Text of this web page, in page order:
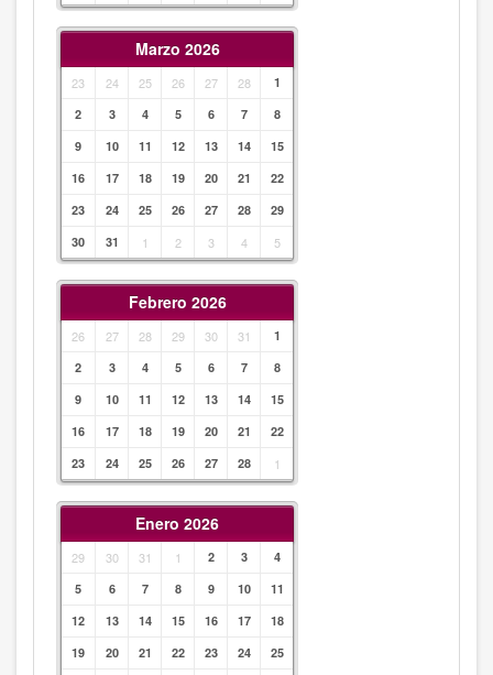
Marzo 2026
23 24 25 26 27 28
1
2
3 4 5 6 7
8
9
10 11 12 13 14
15
16
17 18 19 20 21
22
23
24 25 26 27 28
29
30
31 1 2 3 4 5
Febrero 2026
26 27 28 29 30 31
1
2
3 4 5 6 7
8
9
10 11 12 13 14
15
16
17 18 19 20 21
22
23
24 25 26 27 28 1
Enero 2026
29 30 31 1 2 3
4
5
6 7 8 9 10
11
12
13 14 15 16 17
18
19
20 21 22 23 24
25